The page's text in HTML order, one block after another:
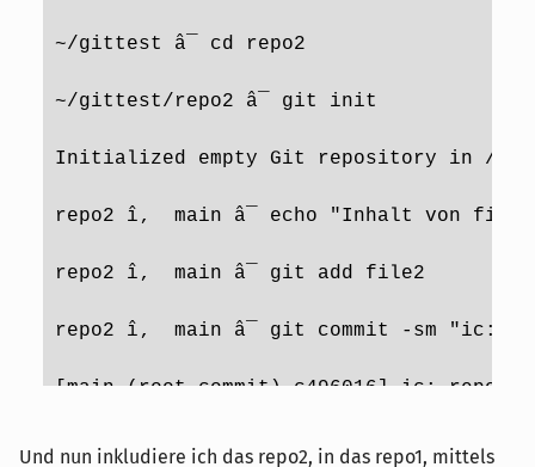
~/gittest â¯ cd repo2
~/gittest/repo2 â¯ git init
Initialized empty Git repository in /
repo2 î‚  main â¯ echo "Inhalt von
repo2 î‚  main â¯ git add file2
repo2 î‚  main â¯ git commit -sm "ic:
[main (root-commit) c496016] ic: repo2
1 file changed, 1 insertion(+)
Und nun inkludiere ich das repo2, in das repo1, mittels